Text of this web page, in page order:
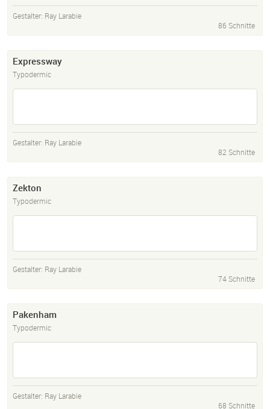
Gestalter: Ray Larabie
86 Schnitte
Expressway
Typodermic
Gestalter: Ray Larabie
82 Schnitte
Zekton
Typodermic
Gestalter: Ray Larabie
74 Schnitte
Pakenham
Typodermic
Gestalter: Ray Larabie
68 Schnitte